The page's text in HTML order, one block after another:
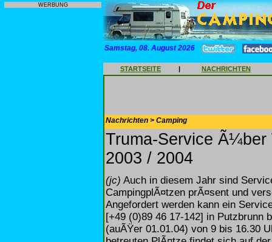
WERBUNG
Samstag, 08. August 2026
STARTSEITE | NACHRICHTEN
Nachrichten > Camping
Truma-Service Ã¼ber
2003 / 2004
(jc) Auch in diesem Jahr sind
CampingplÃ¤tzen prÃ¤sent und
Angefordert werden kann ein
[+49 (0)89 46 17-142] in Putzbrunn
(auÃŸer 01.01.04) von 9 bis 16.30